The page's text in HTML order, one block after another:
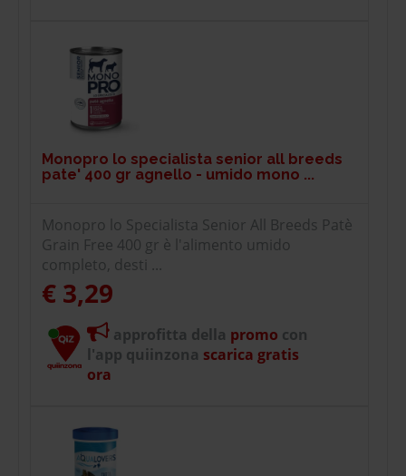
Monopro lo specialista senior all breeds
pate' 400 gr agnello - umido mono ...
Monopro lo Specialista Senior All Breeds Patè
Grain Free 400 gr è l'alimento umido
completo, desti ...
€ 3,29
approfitta della promo con
l'app quiinzona scarica gratis
ora